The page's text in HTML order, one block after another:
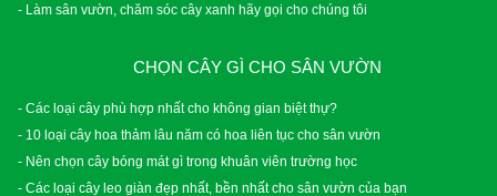
- Làm sân vườn, chăm sóc cây xanh hãy gọi cho chúng tôi
CHỌN CÂY GÌ CHO SÂN VƯỜN
- Các loại cây phù hợp nhất cho không gian biệt thự?
- 10 loại cây hoa thảm lâu năm có hoa liên tục cho sân vườn
- Nên chọn cây bóng mát gì trong khuân viên trường học
- Các loại cây leo giàn đẹp nhất, bền nhất cho sân vườn của bạn